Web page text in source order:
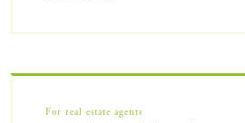
For real estate agents